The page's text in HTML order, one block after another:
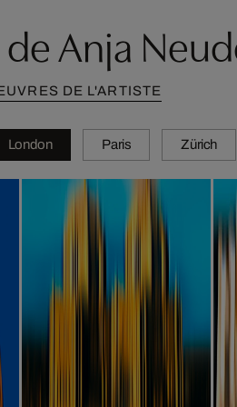
Anja
DE L'ARTISTE
London Paris Zürich